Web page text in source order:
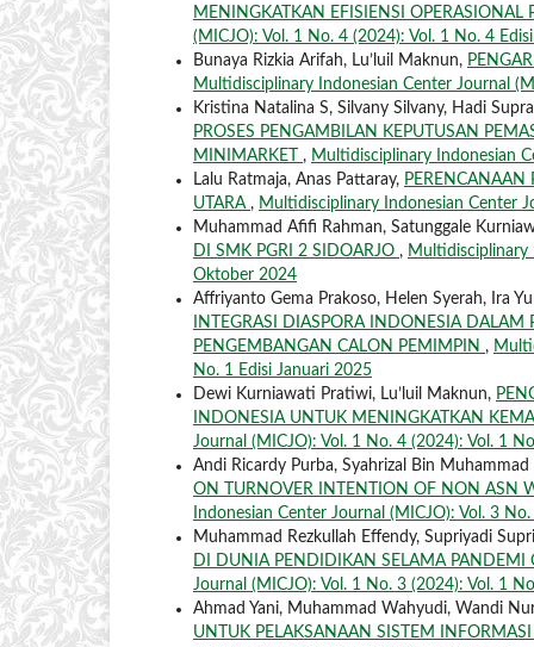
MENINGKATKAN EFISIENSI
(MICJO): Vol. 1 No. 4 (2024): Vol. 1 No. 4
Bunaya Rizkia Arifah, Lu’luil Maknun,
Multidisciplinary Indonesian Center Journal
Kristina Natalina S, Silvany Silvany, Hadi
PROSES PENGAMBILAN KEPUTUSAN
MINIMARKET , Multidisciplinary Indonesian
Lalu Ratmaja, Anas Pattaray, PERENCANAAN
UTARA , Multidisciplinary Indonesian Center
Muhammad Afifi Rahman, Satunggale
DI SMK PGRI 2 SIDOARJO , Multidisciplinary
Oktober 2024
Affriyanto Gema Prakoso, Helen Syerah, Ira
INTEGRASI DIASPORA INDONESIA
PENGEMBANGAN CALON PEMIMPIN ,
No. 1 Edisi Januari 2025
Dewi Kurniawati Pratiwi, Lu’luil Maknun,
INDONESIA UNTUK MENINGKATKAN
Journal (MICJO): Vol. 1 No. 4 (2024): Vol. 1
Andi Ricardy Purba, Syahrizal Bin
ON TURNOVER INTENTION OF NON ASN
Indonesian Center Journal (MICJO): Vol. 3
Muhammad Rezkullah Effendy, Supriyadi
DI DUNIA PENDIDIKAN SELAMA PANDEMI
Journal (MICJO): Vol. 1 No. 3 (2024): Vol. 1
Ahmad Yani, Muhammad Wahyudi, Wandi
UNTUK PELAKSANAAN SISTEM